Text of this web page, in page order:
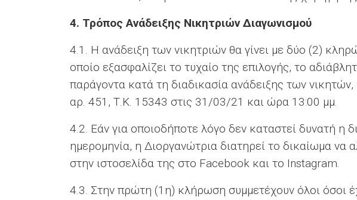
4. Τρόπος Ανάδειξης Νικητριών Διαγωνισμού
4.1. Η ανάδειξη των νικητριών θα γίνει με δύο (2)
οποίο εξασφαλίζει το τυχαίο της επιλογής, το
παράγοντα κατά τη διαδικασία ανάδειξης των
αρ. 451, Τ.Κ. 15343 στις 31/03/21 και ώρα 13:00 μμ.
4.2. Εάν για οποιοδήποτε λόγο δεν καταστεί δυνατή
ημερομηνία, η Διοργανώτρια διατηρεί το δικαίωμα
στην ιστοσελίδα της στο Facebook και το Instagram.
4.3. Στην πρώτη (1η) κλήρωση συμμετέχουν όλοι όσοι